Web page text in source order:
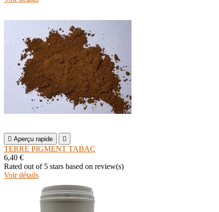
 Aperçu rapide 
TERRE PIGMENT TABAC
6,40 €
Rated out of 5 stars based on review(s)
Voir détails